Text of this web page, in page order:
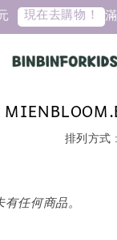
現在去購物！
排列方式 :
任何商品。